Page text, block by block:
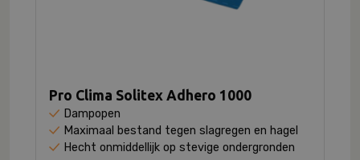
Pro Clima Solitex Adhero 1000
Dampopen
Maximaal bestand tegen slagregen en hagel
Hecht onmiddellijk op stevige ondergronden